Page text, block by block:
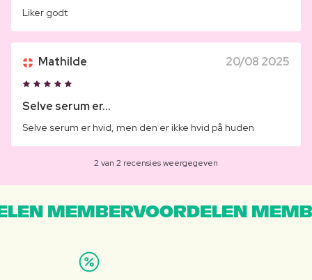
Liker godt
Mathilde 20/08 2025
Selve serum er...
Selve serum er hvid, men den er ikke hvid på huden
2 van 2 recensies weergegeven
MEMBERVOORDELEN